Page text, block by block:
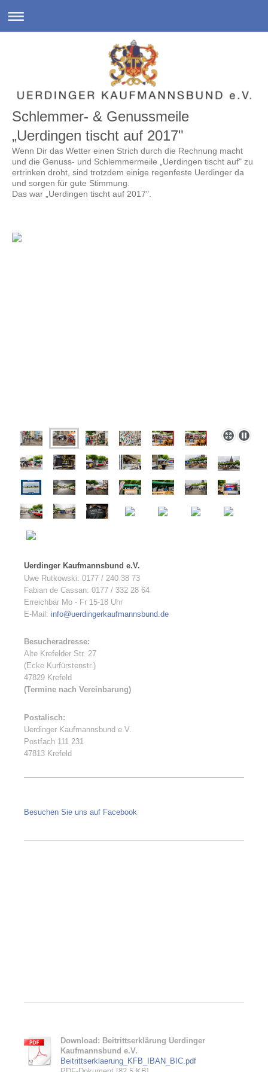
Schlemmer- & Genussmeile
„Uerdingen tischt auf 2017"
Wenn Dir das Wetter einen Strich durch die Rechnung macht
und die Genuss- und Schlemmermeile „Uerdingen tischt auf" zu
ertrinken droht, sind trotzdem einige regenfeste Uerdinger da
und sorgen für gute Stimmung.
Das war „Uerdingen tischt auf 2017".
Uerdinger Kaufmannsbund e.V.
Uwe Rutkowski: 0177 / 240 38 73
Fabian de Cassan: 0177 / 332 28 64
Erreichbar Mo - Fr 15-18 Uhr
E-Mail: info@uerdingerkaufmannsbund.de
Besucheradresse:
Alte Krefelder Str. 27
(Ecke Kurfürstenstr.)
47829 Krefeld
(Termine nach Vereinbarung)
Postalisch:
Uerdinger Kaufmannsbund e.V.
Postfach 111 231
47813 Krefeld
Besuchen Sie uns auf Facebook
Download: Beitrittserklärung Uerdinger
Kaufmannsbund e.V.
Beitrittserklaerung_KFB_IBAN_BIC.pdf